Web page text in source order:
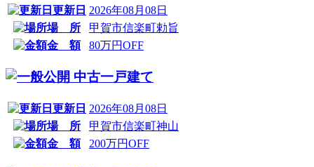
更新日 2026年08月08日
場 所
甲賀市信楽町勅旨
金 額
80万円OFF
中古一戸建て
更新日 2026年08月08日
場 所
甲賀市信楽町神山
金 額
200万円OFF